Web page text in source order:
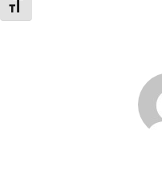
Alternar tamaño de letra